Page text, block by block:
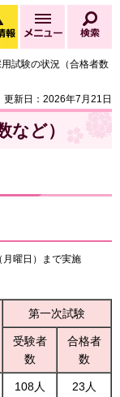
緊急情報
緊急情報を開く
メニュー
試験の状況（合格者数
更新日：2026年7月21日
など）
曜日）まで実施
第一次試験
受験者
数
合格者
数
108人 23人